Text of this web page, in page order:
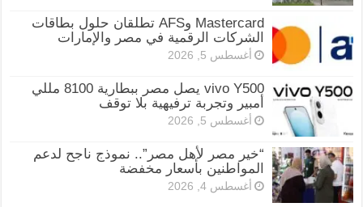
Mastercard وAFS تطلقان حلول بطاقات
الشركات الرقمية في مصر والإمارات
أغسطس 5, 2026
vivo Y500 يصل مصر ببطارية 8100 مللي
أمبير وتجربة ترفيهية بلا توقف
أغسطس 5, 2026
“خير مصر لأهل مصر”.. نموذج ناجح لدعم
المواطنين بأسعار مخفضة
أغسطس 4, 2026